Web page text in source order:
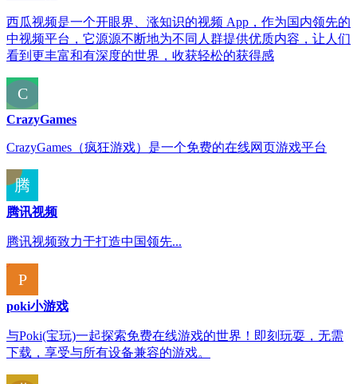
西瓜视频是一个开眼界、涨知识的视频 App，作为国内领先的
中视频平台，它源源不断地为不同人群提供优质内容，让人们
看到更丰富和有深度的世界，收获轻松的获得感
CrazyGames
CrazyGames（疯狂游戏）是一个免费的在线网页游戏平台
腾讯视频
腾讯视频致力于打造中国领先...
poki小游戏
与Poki(宝玩)一起探索免费在线游戏的世界！即刻玩耍，无需
下载，享受与所有设备兼容的游戏。